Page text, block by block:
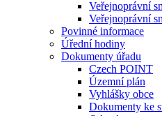
Veřejnoprávní
Veřejnoprávní
Povinné informace
Úřední hodiny
Dokumenty úřadu
Czech POINT
Územní plán
Vyhlášky obce
Dokumenty ke